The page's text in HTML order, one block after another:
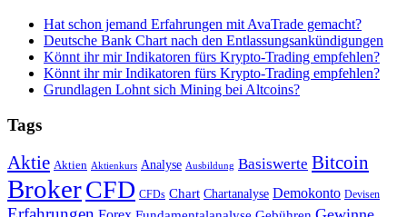
Hat schon jemand Erfahrungen mit AvaTrade gemacht?
Deutsche Bank Chart nach den Entlassungsankündigungen
Könnt ihr mir Indikatoren fürs Krypto-Trading empfehlen?
Könnt ihr mir Indikatoren fürs Krypto-Trading empfehlen?
Grundlagen Lohnt sich Mining bei Altcoins?
Tags
Aktie Aktien Aktienkurs Analyse Ausbildung Basiswerte Bitcoin
BrokerCFD CFDs Chart Chartanalyse Demokonto Devisen